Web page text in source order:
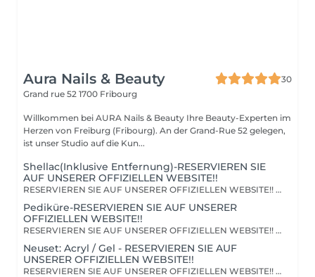
Aura Nails & Beauty
30
Grand rue 52 1700 Fribourg
Willkommen bei AURA Nails & Beauty Ihre Beauty-Experten im
Herzen von Freiburg (Fribourg). An der Grand-Rue 52 gelegen,
ist unser Studio auf die Kun...
Shellac(Inklusive Entfernung)-RESERVIEREN SIE
AUF UNSERER OFFIZIELLEN WEBSITE!!
RESERVIEREN SIE AUF UNSERER OFFIZIELLEN WEBSITE!! Um unsere neuesten Verfügbarkeiten zu sehen und direkt über unser System zu buchen, besuchen Sie bitte: https://auranailsbeauty.ch ÜBER DIESEN SERVICE: Verleihen Sie Ihren Naturnägeln die Stärke, die sie verdienen, bei AURA Nails & Beauty im Herzen von Freiburg (Grand-Rue 52). Unser Semi-Permanent-Lack wirkt wie ein dauerhafter Schutzschild für makellose Nägel, die 3 bis 4 Wochen halten. WARUM WIR? Portfolio & Design: Folgen Sie unseren Kreationen auf Instagram @auranails.ch Kundenmeinungen: Besuchen Sie unsere 5-Sterne-Bewertungen auf Google! Zertifizierte Produkte: Ideal zur Stärkung brüchiger Nägel ohne Extensions.
Pediküre-RESERVIEREN SIE AUF UNSERER
OFFIZIELLEN WEBSITE!!
RESERVIEREN SIE AUF UNSERER OFFIZIELLEN WEBSITE!! Um unsere neuesten Verfügbarkeiten zu sehen und direkt über unser System zu buchen, besuchen Sie bitte: https://auranailsbeauty.ch Gönnen Sie sich eine Auszeit vom Alltag mit unserer Klassischen Pediküre. Direkt im Herzen von Freiburg gelegen, bietet dieses Treatment eine umfassende Intensivpflege («soin des pieds»), die weit über eine einfache Nagelpflege hinausgeht. Ihr Wohlfühlerlebnis an der Grand-Rue 52 beginnt mit einem entspannenden Fußbad, bei dem Ihre Füße durch eine sanfte Wassermassage verwöhnt und optimal gepflegt werden. Gleichzeitig können Sie vollkommen abschalten, während unser hochwertiger Massagesessel Ihren Rücken massiert. Wir legen höchsten Wert auf die Tiefenreinigung, die sanfte Entfernung von Hornhaut sowie die präzise Formung der Nägel für samtweiche Füße und ein Gefühl vollkommener Erneuerung. WARUM WIR? Portfolio & Design: Folgen Sie unseren Kreationen auf Instagram @auranails.ch Kundenmeinungen: Besuchen Sie unsere 5-Sterne-Bewertungen auf Google! Standort : Grand-Rue 52, 1700 Freiburg.
Neuset: Acryl / Gel - RESERVIEREN SIE AUF
UNSERER OFFIZIELLEN WEBSITE!!
RESERVIEREN SIE AUF UNSERER OFFIZIELLEN WEBSITE!! Um Ihren Termin zu garantieren, buchen Sie bitte direkt über unsere offizielle Website: https://auranailsbeauty.ch Verschönern Sie Ihre Hände mit einem Neuset bei AURA Nails & Beauty in Freiburg. Ob Sie Acryl für seine Festigkeit oder Gel für seinen Glanz bevorzugen, wir modellieren die perfekte Verlängerung, die individuell auf Ihre Morphologie abgestimmt ist. Expertise: Ideal zur Verlängerung von kurzen oder abgekauten Nägeln. Ergebnis: Eine stabile, feine und natürlich wirkende Struktur, die 3 bis 4 Wochen hält. WICHTIGE INFOS: Instagram: @auranails.ch Google-Bewertungen: 5.0 Sterne Standort: Grand-Rue 52, 1700 Freiburg